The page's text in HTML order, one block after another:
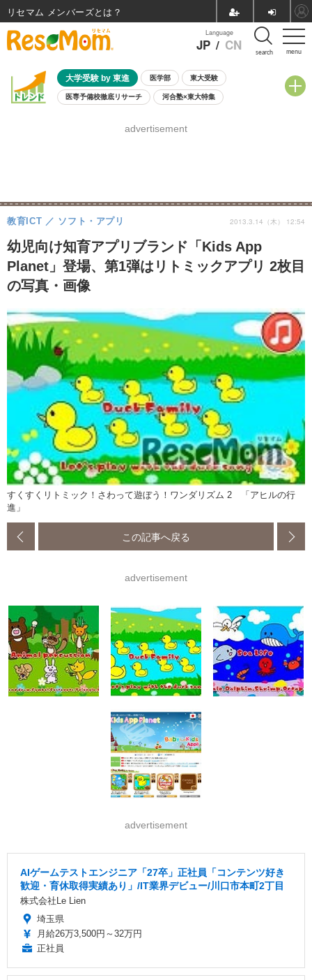
menu
Language
JP / CN search
大学受験 by 東進 医学部 東大受験
医専予備校徹底リサーチ 河合塾×東大特集
8月開催学校説明会・相談会
advertisement
幼児向け知育アプリブランド「Kids App
Planet」登場、第1弾はリトミックアプリ 2枚目
の写真・画像
教育ICT ソフト・アプリ 2013.3.14（木） 12:54
すくすくリトミック！さわって遊ぼう！ワンダリズム 2 「アヒルの行
進」
この記事へ戻る
advertisement
advertisement
AIゲームテストエンジニア「27卒」正社員「コンテンツ好き
歓迎・育休取得実績あり」/IT業界デビュー/川口市本町2丁目
株式会社Le Lien
埼玉県
月給26万3,500円～32万円
正社員
リセマム メンバーズ